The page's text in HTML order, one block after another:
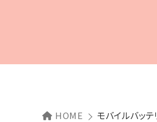
HOME モバイルバッ